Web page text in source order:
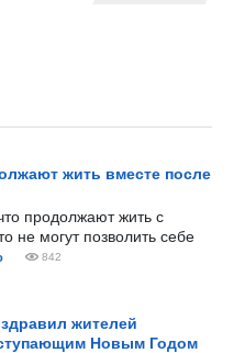
жить вместе после
продолжают жить с
не могут позволить себе
842
жителей
Новым Годом